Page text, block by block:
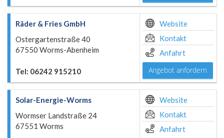
Räder & Fries GmbH
Ostergartenstraße 40
67550 Worms-Abenheim
Tel: 06242 915210
Website
Kontakt
Anfahrt
Angebot anfordern
Solar-Energie-Worms
Wormser Landstraße 24
67551 Worms
Website
Kontakt
Anfahrt